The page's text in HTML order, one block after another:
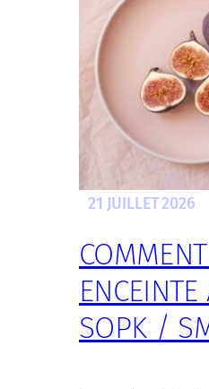
21 JUILLET 2026
ENCEINTE
SOPK /